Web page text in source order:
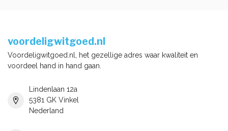
voordeligwitgoed.nl
Voordeligwitgoed.nl, het gezellige adres waar kwaliteit en
voordeel hand in hand gaan.
Lindenlaan 12a
5381 GK Vinkel
Nederland